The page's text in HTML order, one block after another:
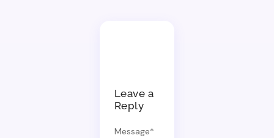
Leave a
Reply
Message*